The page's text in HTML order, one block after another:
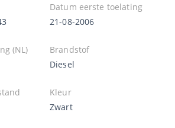
Datum eerste toelating
21-08-2006
(NL)
Brandstof
Diesel
Kleur
Zwart